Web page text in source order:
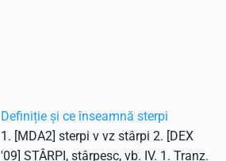
Definiție și ce înseamnă sterpi
1. [MDA2] sterpi v vz stârpi 2. [DEX
'09] STÂRPI, stârpesc, vb. IV. 1. Tranz.